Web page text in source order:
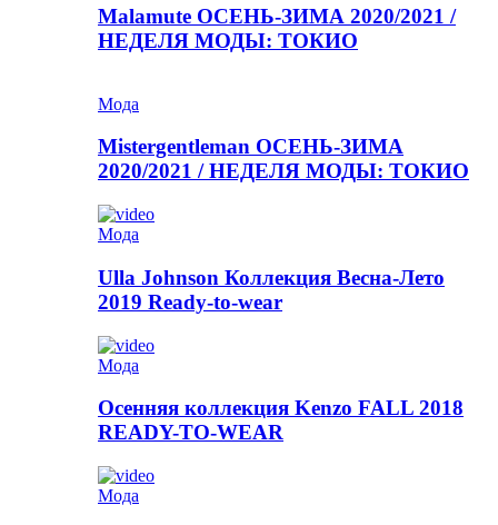
Malamute ОСЕНЬ-ЗИМА 2020/2021 /
НЕДЕЛЯ МОДЫ: ТОКИО
Мода
Mistergentleman ОСЕНЬ-ЗИМА
2020/2021 / НЕДЕЛЯ МОДЫ: ТОКИО
Мода
Ulla Johnson Коллекция Весна-Лето
2019 Ready-to-wear
Мода
Осенняя коллекция Kenzo FALL 2018
READY-TO-WEAR
Мода